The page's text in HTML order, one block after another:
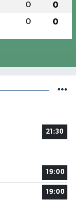
0 0
0 0
21:30
19:00
19:00